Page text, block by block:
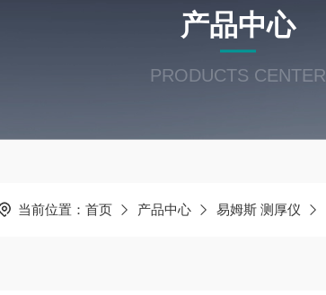
产品中心
PRODUCTS CENTER
当前位置： 首页 产品中心 易姆斯 测厚仪